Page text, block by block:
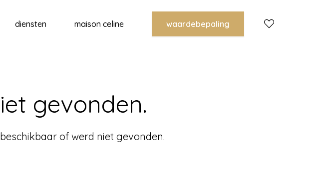
diensten maison celine waardebepaling
gevonden.
of werd niet gevonden.